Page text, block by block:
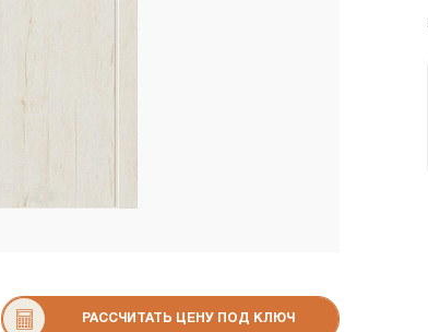
РАССЧИТАТЬ ЦЕНУ ПОД КЛЮЧ